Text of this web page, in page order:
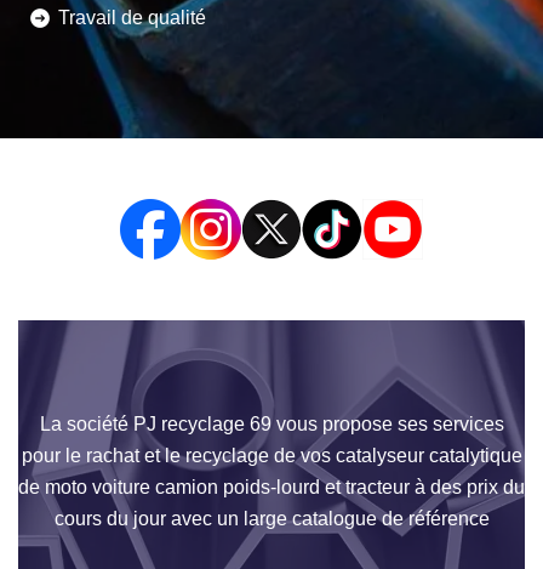
Travail de qualité
La société PJ recyclage 69 vous propose ses services
pour le rachat et le recyclage de vos catalyseur catalytique
de moto voiture camion poids-lourd et tracteur à des prix du
cours du jour avec un large catalogue de référence